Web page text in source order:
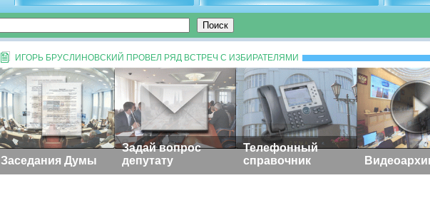
ИГОРЬ БРУСЛИНОВСКИЙ ПРОВЕЛ РЯД ВСТРЕЧ С ИЗБИРАТЕЛЯМИ
Заседания Думы
Задай вопрос
депутату
Телефонный
справочник